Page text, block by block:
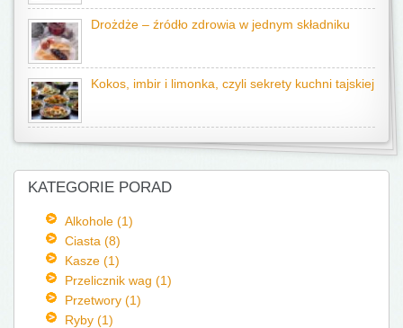
Drożdże – źródło zdrowia w jednym składniku
Kokos, imbir i limonka, czyli sekrety kuchni tajskiej
KATEGORIE PORAD
Alkohole (1)
Ciasta (8)
Kasze (1)
Przelicznik wag (1)
Przetwory (1)
Ryby (1)